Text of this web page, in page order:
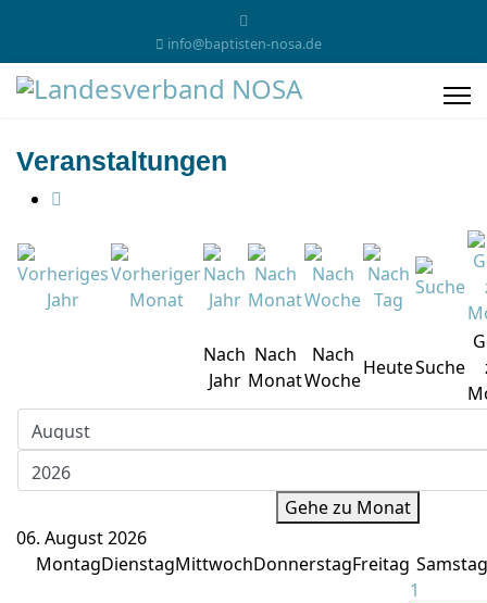
info@baptisten-nosa.de
Veranstaltungen
Nach
Jahr
Nach
Monat
Nach
Woche
HeuteSuche
Gehe zu Monat
06. August 2026
MontagDienstagMittwochDonnerstagFreitag Samstag
1